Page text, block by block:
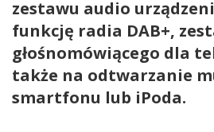
zestawu audio
funkcję radia DAB+,
głośnomówiącego dla
także na odtwarzanie
smartfonu lub iPoda.